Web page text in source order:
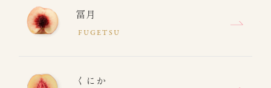
冨月
FUGETSU
くにか